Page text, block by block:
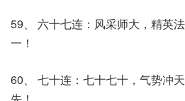
59、 六十七连：风采师大，精英
一！
60、 七十连：七十七十，气势冲